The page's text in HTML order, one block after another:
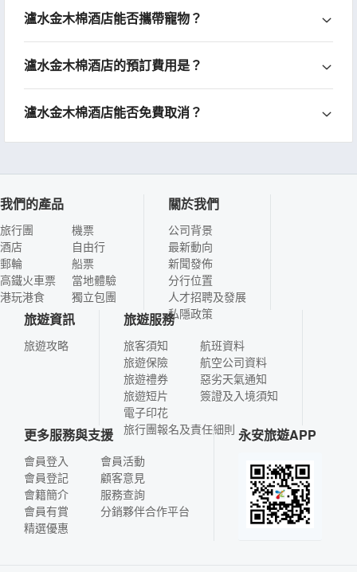
瀘水金木棉酒店能否攜帶寵物？
瀘水金木棉酒店的預訂費用是？
瀘水金木棉酒店能否免費取消？
我們的產品
旅行團
酒店
郵輪
高鐵火車票
港玩港食
機票
自由行
船票
當地體驗
獨立包團
關於我們
公司背景
最新動向
新聞發佈
分行位置
人才招聘及發展
私隱政策
旅遊資訊
旅遊攻略
旅遊服務
旅客須知
旅遊保險
旅遊禮券
旅遊短片
電子印花
航班資料
航空公司資料
惡劣天氣通知
簽證及入境須知
旅行團報名及責任細則
更多服務與支援
會員登入
會員登記
會籍簡介
會員有賞
精選優惠
會員活動
顧客意見
服務查詢
分銷夥伴合作平台
永安旅遊APP